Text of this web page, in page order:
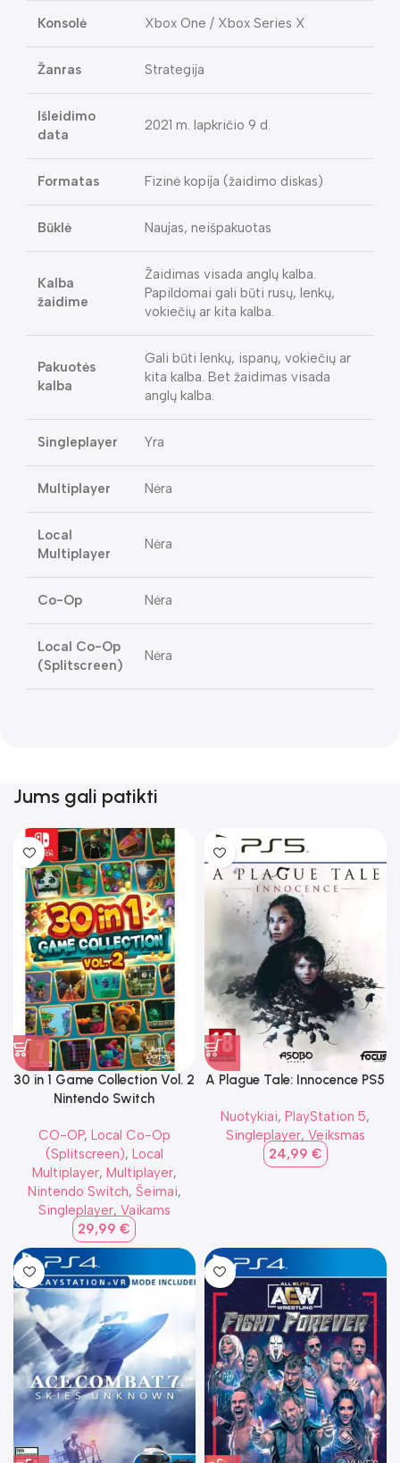
Konsolė Xbox One / Xbox Series X
Žanras Strategija
Išleidimo
data
2021 m. lapkričio 9 d.
Formatas Fizinė kopija (žaidimo diskas)
Būklė Naujas, neišpakuotas
Kalba
žaidime
Žaidimas visada anglų kalba.
Papildomai gali būti rusų, lenkų,
vokiečių ar kita kalba.
Pakuotės
kalba
Gali būti lenkų, ispanų, vokiečių ar
kita kalba. Bet žaidimas visada
anglų kalba.
Singleplayer Yra
Multiplayer Nėra
Local
Multiplayer
Nėra
Co-Op Nėra
Local Co-Op
(Splitscreen)
Nėra
Jums gali patikti
30 in 1 Game Collection Vol. 2
Nintendo Switch
CO-OP, Local Co-Op
(Splitscreen), Local
Multiplayer, Multiplayer,
Nintendo Switch, Šeimai,
Singleplayer, Vaikams
29,99€
A Plague Tale: Innocence PS5
Nuotykiai,PlayStation 5,
Singleplayer, Veiksmas
24,99 €